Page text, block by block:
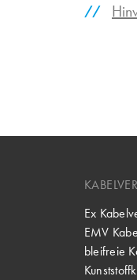
Ex
EMV
bleifreie